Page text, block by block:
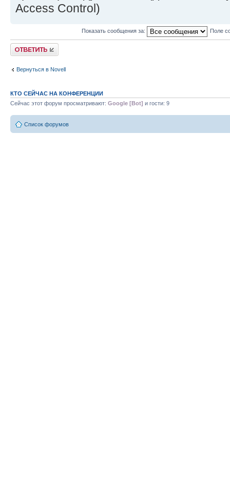
Access Control)
Показать сообщения за: Поле
Ответить
Вернуться в Novell
КТО СЕЙЧАС НА КОНФЕРЕНЦИИ
Сейчас этот форум просматривают: Google [Bot] и гости: 9
Список форумов